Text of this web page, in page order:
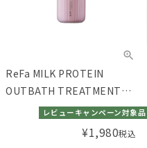
ReFa MILK PROTEIN
OUTBATH TREATMENT
PINK（リファミルクプロテ
インアウトバストリートメ
レビューキャンペーン対象品
¥1,980税込